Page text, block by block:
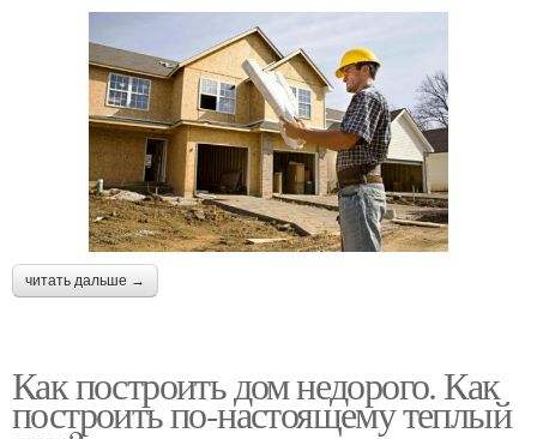
читать дальше →
Как построить дом недорого. Как
построить по-настоящему теплый